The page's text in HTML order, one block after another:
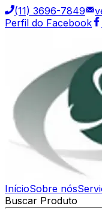
(11) 3696-7849
Perfil do Facebook
InícioSobre nós
Buscar Produto